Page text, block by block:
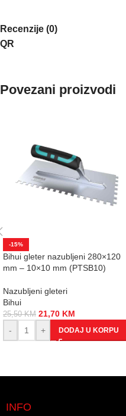
Recenzije (0)
QR
Povezani proizvodi
-15%
Bihui gleter nazubljeni 280×120
mm – 10×10 mm (PTSB10)
Nazubljeni gleteri
Bihui
25,50KM 21,70 KM
-
+ DODAJ U KORPU
INFO